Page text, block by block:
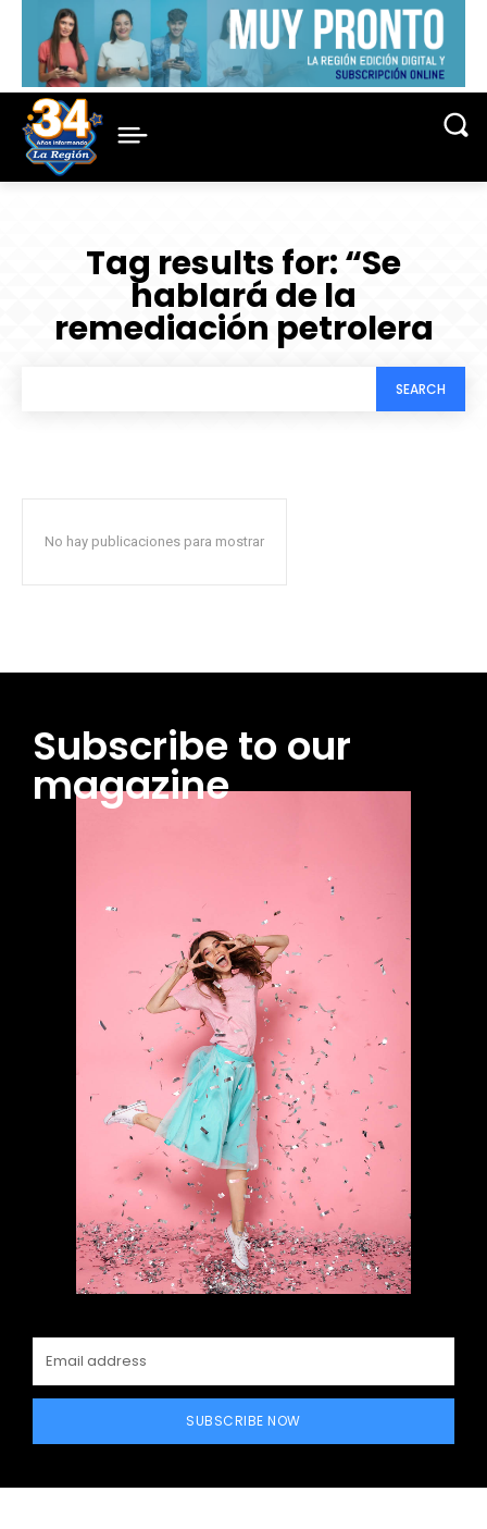
Tag results for:“Se
hablará de la
remediación petrolera
SEARCH
No hay publicaciones para mostrar
Subscribe to our
magazine
SUBSCRIBE NOW